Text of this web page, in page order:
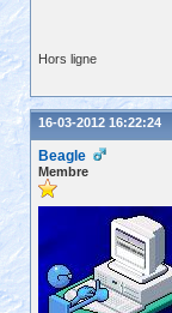
Hors ligne
16-03-2012 16:22:24
Beagle
Membre